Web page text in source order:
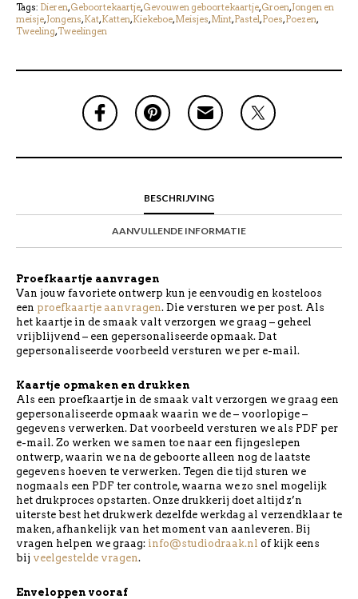
Tags: Dieren,Geboortekaartje,Gevouwen geboortekaartje,Groen,Jongen en
meisje,Jongens,Kat,Katten,Kiekeboe,Meisjes,Mint,Pastel,Poes,Poezen,
Tweeling,Tweelingen
BESCHRIJVING
AANVULLENDE INFORMATIE
Proefkaartje aanvragen
Van jouw favoriete ontwerp kun je eenvoudig en kosteloos
een proefkaartje aanvragen. Die versturen we per post. Als
het kaartje in de smaak valt verzorgen we graag – geheel
vrijblijvend – een gepersonaliseerde opmaak. Dat
gepersonaliseerde voorbeeld versturen we per e-mail.
Kaartje opmaken en drukken
Als een proefkaartje in de smaak valt verzorgen we graag een
gepersonaliseerde opmaak waarin we de – voorlopige –
gegevens verwerken. Dat voorbeeld versturen we als PDF per
e-mail. Zo werken we samen toe naar een fijngeslepen
ontwerp, waarin we na de geboorte alleen nog de laatste
gegevens hoeven te verwerken. Tegen die tijd sturen we
nogmaals een PDF ter controle, waarna we zo snel mogelijk
het drukproces opstarten. Onze drukkerij doet altijd z’n
uiterste best het drukwerk dezelfde werkdag al verzendklaar te
maken, afhankelijk van het moment van aanleveren. Bij
vragen helpen we graag: info@studiodraak.nl of kijk eens
bij veelgestelde vragen.
Enveloppen vooraf